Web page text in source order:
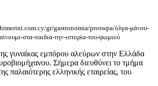
gr/gastronomia/proswpa/όλγα-μάνου-
στα-παιδιά-την-ιστορία-του-ψωμιού
γυναίκας εμπόρου αλεύρων στην Ελλάδα
Σήμερα διευθύνει το τμήμα
παλαιότερης ελληνικής εταιρείας, του